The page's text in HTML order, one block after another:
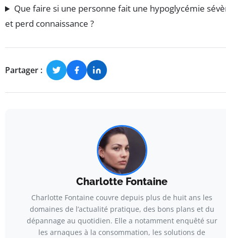
Que faire si une personne fait une hypoglycémie
et perd connaissance ?
Partager :
Charlotte Fontaine
Charlotte Fontaine couvre depuis plus de huit ans les
domaines de l’actualité pratique, des bons plans et du
dépannage au quotidien. Elle a notamment enquêté sur
les arnaques à la consommation, les solutions de